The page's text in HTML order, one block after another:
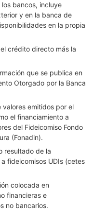
bancos, incluye
y en la banca de
en la propia
crédito directo más la
que se publica en
Otorgado por la Banca
emitidos por el
el financiamiento a
del Fideicomiso Fondo
(Fonadin).
resultado de la
fideicomisos UDIs (cetes
colocada en
financieras e
no bancarios.